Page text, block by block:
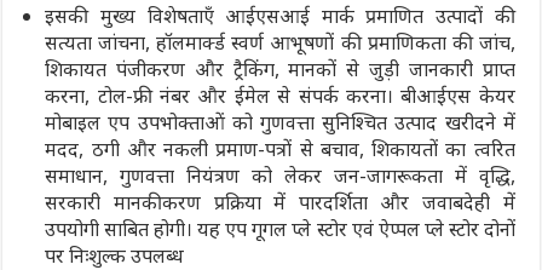
इसकी मुख्य विशेषताएँ आईएसआई मार्क प्रमाणित उत्पादों की
सत्यता जांचना, हॉलमार्क्ड स्वर्ण आभूषणों की प्रमाणिकता की जांच,
शिकायत पंजीकरण और ट्रैकिंग, मानकों से जुड़ी जानकारी प्राप्त
करना, टोल-फ्री नंबर और ईमेल से संपर्क करना। बीआईएस केयर
मोबाइल एप उपभोक्ताओं को गुणवत्ता सुनिश्चित उत्पाद खरीदने में
मदद, ठगी और नकली प्रमाण-पत्रों से बचाव, शिकायतों का त्वरित
समाधान, गुणवत्ता नियंत्रण को लेकर जन-जागरूकता में वृद्धि,
सरकारी मानकीकरण प्रक्रिया में पारदर्शिता और जवाबदेही में
उपयोगी साबित होगी। यह एप गूगल प्ले स्टोर एवं ऐप्पल प्ले स्टोर दोनों
पर निःशुल्क उपलब्ध